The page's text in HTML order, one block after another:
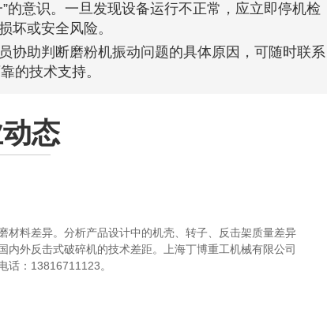
的意识。一旦发现设备运行不正常，应立即停机检
坏或安全风险。
协助判断磨粉机振动问题的具体原因，可随时联系
的技术支持。
态
材料差异。分析产品设计中的机壳、转子、反击架质量差异
内外反击式破碎机的技术差距。上海丁博重工机械有限公司
话：13816711123。